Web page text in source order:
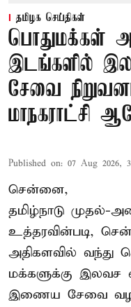
தமிழக செய்திகள்
பொதுமக்கள்
இடங்களில்
சேவை
மாநகராட்சி
Published on: 07 Aug 2026,
சென்னை,
தமிழ்நாடு முதல்-
உத்தரவின்படி,
அதிகளவில் வந்து
மக்களுக்கு இலவச
இணைய சேவை